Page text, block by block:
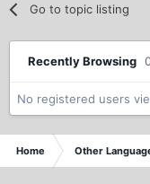
Go to topic listing
Recently Browsing
No registered users
Home Other